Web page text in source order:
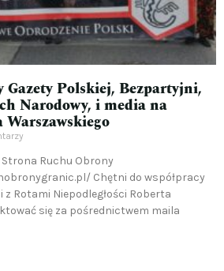
Polskiej, Bezpartyjni,
Narodowy, i media na
Ruchu Obrony
Chętni do współpracy
z Rotami Niepodległości Roberta
się za pośrednictwem maila